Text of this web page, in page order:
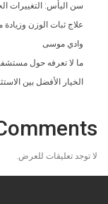
سن اليأس: التغييرات
علاج ثبات الوزن
وادي موسى
ما لا تعرفه حول
الخيار الأفضل بين
لا توجد تعليقات للعرض.